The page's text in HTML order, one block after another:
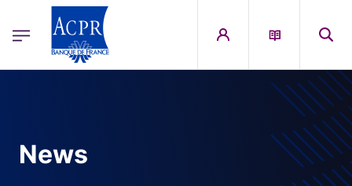
ACPR Menu Principal (English)
News